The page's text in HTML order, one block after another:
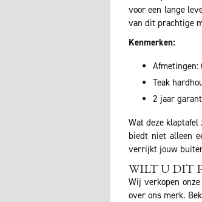
voor een lange
van dit prachtige
Kenmerken:
Afmetingen:
Teak
2 jaar
Wat deze
biedt niet alleen
verrijkt jouw
WILT U DIT
Wij verkopen
over ons merk.